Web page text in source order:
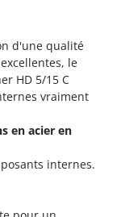
d'une qualité
le
HD 5/15 C
vraiment
en acier en
internes.